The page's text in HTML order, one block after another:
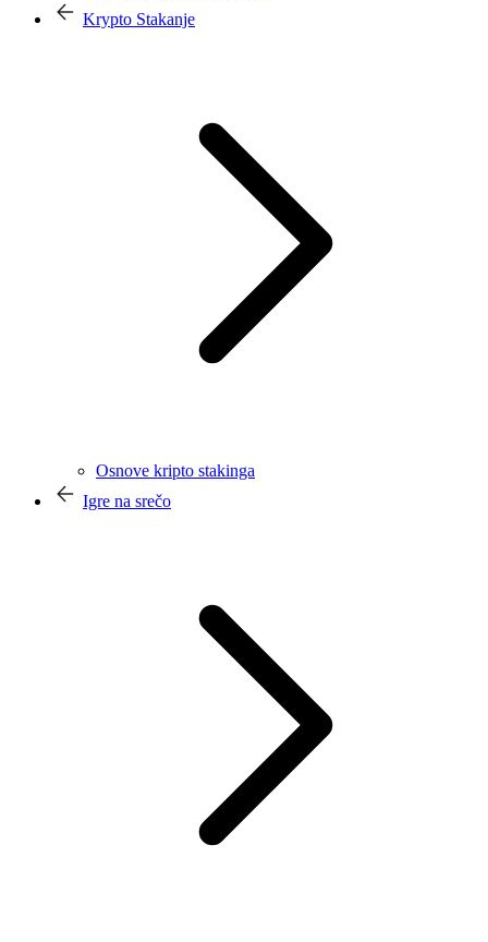
Krypto Stakanje
Osnove kripto stakinga
Igre na srečo